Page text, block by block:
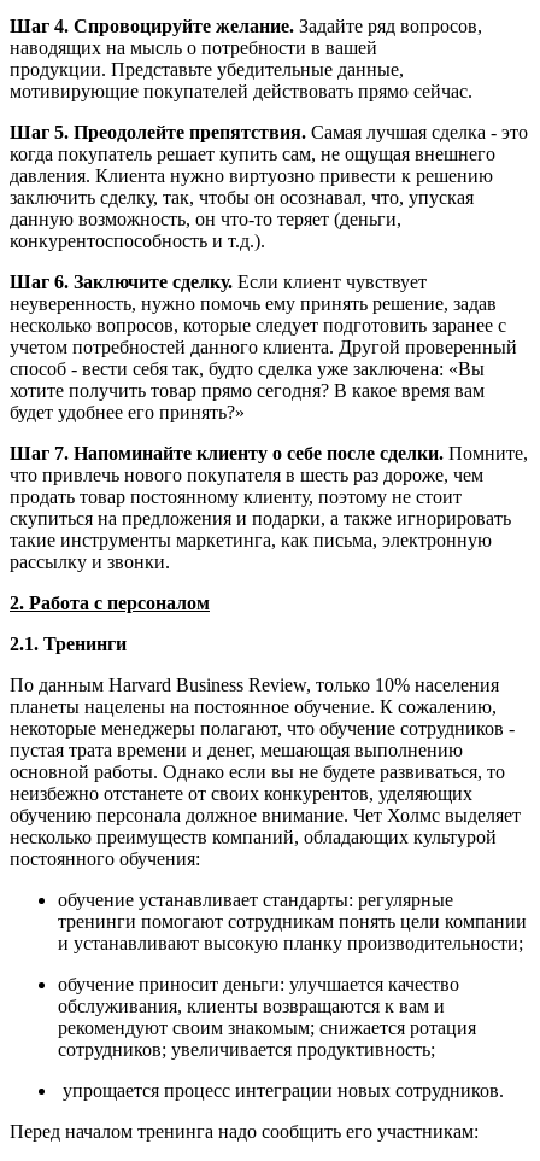
Шаг 4. Спровоцируйте желание. Задайте ряд вопросов,
наводящих на мысль о потребности в вашей
продукции. Представьте убедительные данные,
мотивирующие покупателей действовать прямо сейчас.
Шаг 5. Преодолейте препятствия. Самая лучшая сделка - это
когда покупатель решает купить сам, не ощущая внешнего
давления. Клиента нужно виртуозно привести к решению
заключить сделку, так, чтобы он осознавал, что, упуская
данную возможность, он что-то теряет (деньги,
конкурентоспособность и т.д.).
Шаг 6. Заключите сделку. Если клиент чувствует
неуверенность, нужно помочь ему принять решение, задав
несколько вопросов, которые следует подготовить заранее с
учетом потребностей данного клиента. Другой проверенный
способ - вести себя так, будто сделка уже заключена: «Вы
хотите получить товар прямо сегодня? В какое время вам
будет удобнее его принять?»
Шаг 7. Напоминайте клиенту о себе после сделки. Помните,
что привлечь нового покупателя в шесть раз дороже, чем
продать товар постоянному клиенту, поэтому не стоит
скупиться на предложения и подарки, а также игнорировать
такие инструменты маркетинга, как письма, электронную
рассылку и звонки.
2. Работа с персоналом
2.1. Тренинги
По данным Harvard Business Review, только 10% населения
планеты нацелены на постоянное обучение. К сожалению,
некоторые менеджеры полагают, что обучение сотрудников -
пустая трата времени и денег, мешающая выполнению
основной работы. Однако если вы не будете развиваться, то
неизбежно отстанете от своих конкурентов, уделяющих
обучению персонала должное внимание. Чет Холмс выделяет
несколько преимуществ компаний, обладающих культурой
постоянного обучения:
обучение устанавливает стандарты: регулярные
тренинги помогают сотрудникам понять цели компании
и устанавливают высокую планку производительности;
обучение приносит деньги: улучшается качество
обслуживания, клиенты возвращаются к вам и
рекомендуют своим знакомым; снижается ротация
сотрудников; увеличивается продуктивность;
упрощается процесс интеграции новых сотрудников.
Перед началом тренинга надо сообщить его участникам: